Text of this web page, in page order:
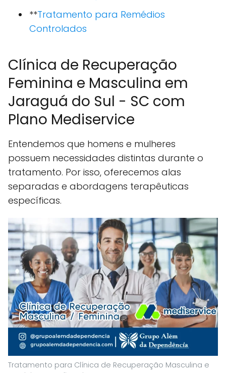
**Tratamento para Remédios
Controlados
Clínica de Recuperação
Feminina e Masculina em
Jaraguá do Sul - SC com
Plano Mediservice
Entendemos que homens e mulheres
possuem necessidades distintas durante o
tratamento. Por isso, oferecemos alas
separadas e abordagens terapêuticas
específicas.
Tratamento para Clínica de Recuperação Masculina e